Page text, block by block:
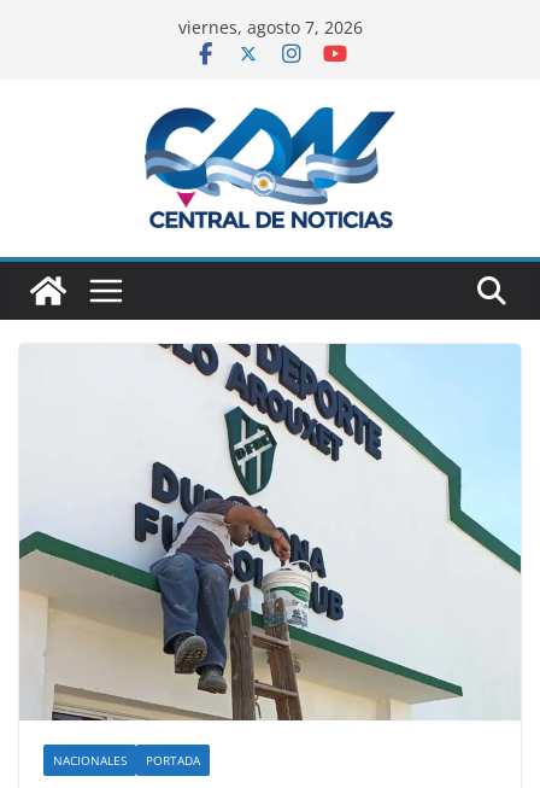
viernes, agosto 7, 2026
NACIONALES PORTADA